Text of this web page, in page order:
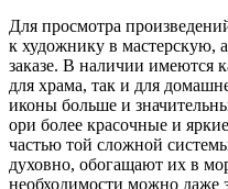
Для просмотра
к художнику в мастерскую,
заказе. В наличии имеются
для храма, так и для
иконы больше и
ори более красочные и
частью той сложной
духовно, обогащают их в
необходимости можно даже